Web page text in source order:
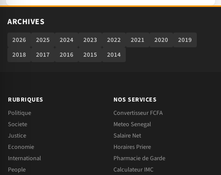
ARCHIVES
2026 2025 2024 2023 2022 2021 2020
2019
2018
2017 2016 2015 2014
RUBRIQUES
Politique
Societe
Justice
Economie
International
People
NOS SERVICES
Convertisseur FCFA
Meteo Senegal
Salaire Net
Horaires Priere
Pharmacie de Garde
Calculateur IMC